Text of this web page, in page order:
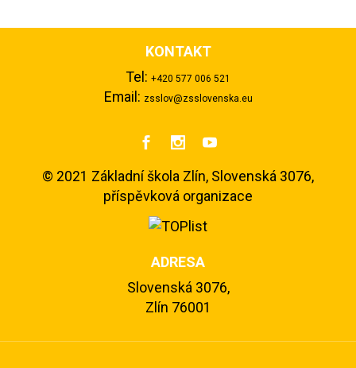
KONTAKT
Tel: +420 577 006 521
Email: zsslov@zsslovenska.eu
  
© 2021 Základní škola Zlín, Slovenská 3076,
příspěvková organizace
ADRESA
Slovenská 3076,
Zlín 76001